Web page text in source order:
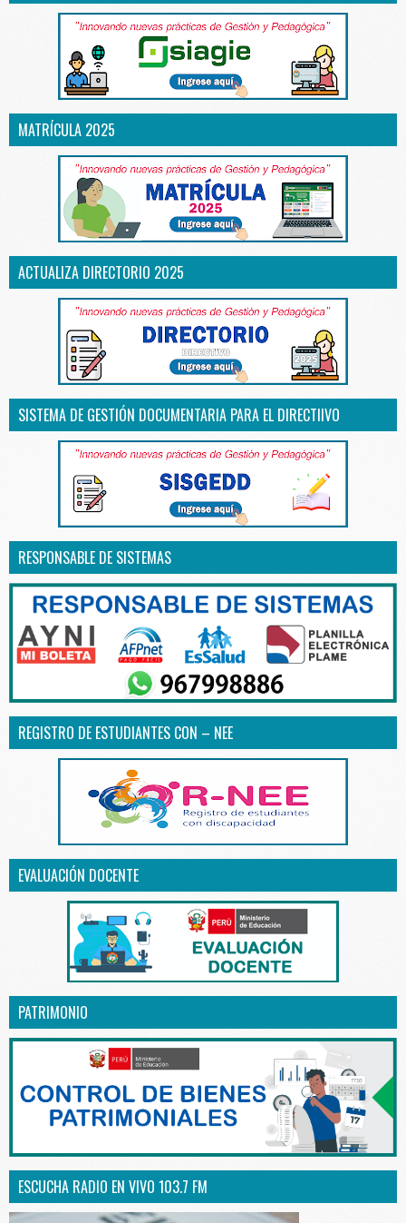
MATRÍCULA 2025
ACTUALIZA DIRECTORIO 2025
SISTEMA DE GESTIÓN DOCUMENTARIA PARA EL DIRECTIIVO
RESPONSABLE DE SISTEMAS
REGISTRO DE ESTUDIANTES CON – NEE
EVALUACIÓN DOCENTE
PATRIMONIO
ESCUCHA RADIO EN VIVO 103.7 FM